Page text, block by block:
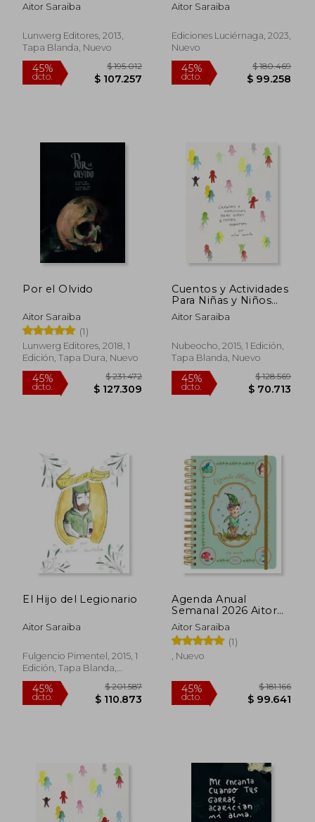
Aitor Saraiba
Lunwerg Editores, 2013,
Tapa Blanda, Nuevo
45%
Aitor Saraiba
Ediciones Luciérnaga, 2023,
Nuevo
45%
dcto.
Por el Olvido
Aitor Saraiba
(1)
Lunwerg Editores, 2018, 1
Edición, Tapa Dura, Nuevo
45% $ 231.472
Cuentos y Actividades
Para Niñas y Niños
Inquietos
Aitor Saraiba
Nubeocho, 2015, 1 Edición,
Tapa Blanda, Nuevo
45%
El Hijo del Legionario
Aitor Saraiba
Fulgencio Pimentel, 2015, 1
Edición, Tapa Blanda,
Nuevo
Agenda Anual
Semanal 2026 Aitor
Saraiba
Aitor Saraiba
(1)
, Nuevo